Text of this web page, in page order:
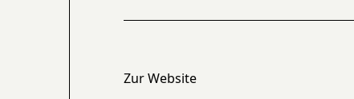
Zur Website